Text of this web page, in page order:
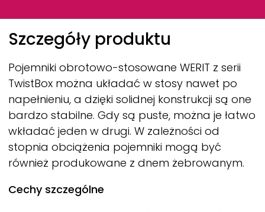
Breadcrumb
Szczegóły produktu
Pojemniki obrotowo-stosowane WERIT z serii
TwistBox można układać w stosy nawet po
napełnieniu, a dzięki solidnej konstrukcji są one
bardzo stabilne. Gdy są puste, można je łatwo
wkładać jeden w drugi. W zależności od
stopnia obciążenia pojemniki mogą być
również produkowane z dnem żebrowanym.
Cechy szczególne